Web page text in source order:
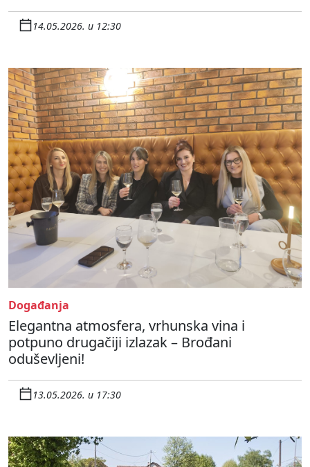
14.05.2026. u 12:30
Događanja
Elegantna atmosfera, vrhunska vina i
potpuno drugačiji izlazak – Brođani
oduševljeni!
13.05.2026. u 17:30